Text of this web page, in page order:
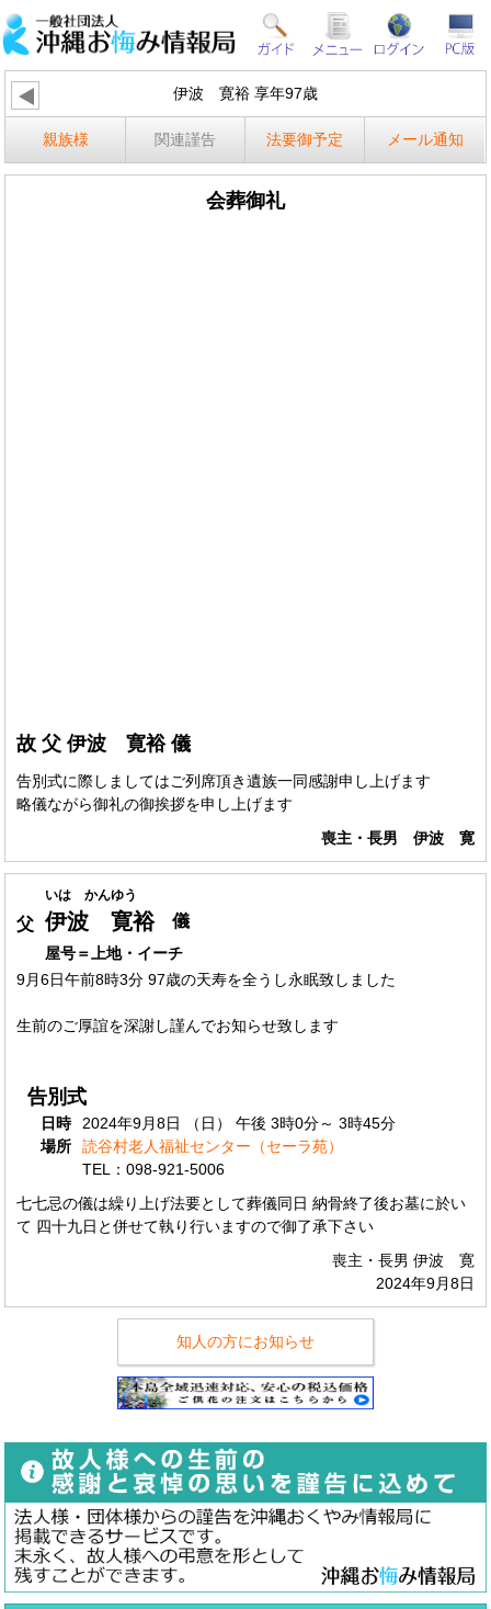
伊波 寛裕 享年97歳
親族様 関連謹告 法要御予定 メール通知
会葬御礼
故 父 伊波 寛裕 儀
告別式に際しましてはご列席頂き遺族一同感謝申し上げます
略儀ながら御礼の御挨拶を申し上げます
喪主・長男 伊波 寛
いは かんゆう
父 伊波 寛裕 儀
屋号＝上地・イーチ
9月6日午前8時3分 97歳の天寿を全うし永眠致しました
生前のご厚誼を深謝し謹んでお知らせ致します
告別式
日時
2024年9月8日 （日） 午後 3時0分～ 3時45分
場所
読谷村老人福祉センター（セーラ苑）
TEL：098-921-5006
七七忌の儀は繰り上げ法要として葬儀同日 納骨終了後お墓に於い
て 四十九日と併せて執り行いますので御了承下さい
喪主・長男 伊波 寛
2024年9月8日
知人の方にお知らせ